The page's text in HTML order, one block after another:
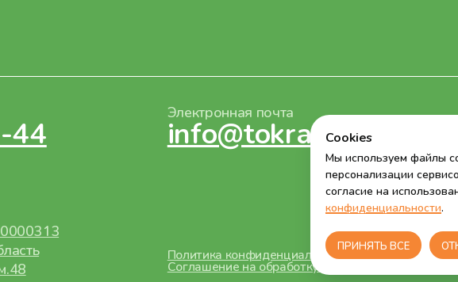
Cookies
Мы используем файлы
персонализации
согласие на
конфиденциальности.
ПРИНЯТЬ ВСЕ